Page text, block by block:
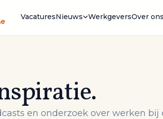
VacaturesNieuws WerkgeversOver ons
en onderzoek over werken bij